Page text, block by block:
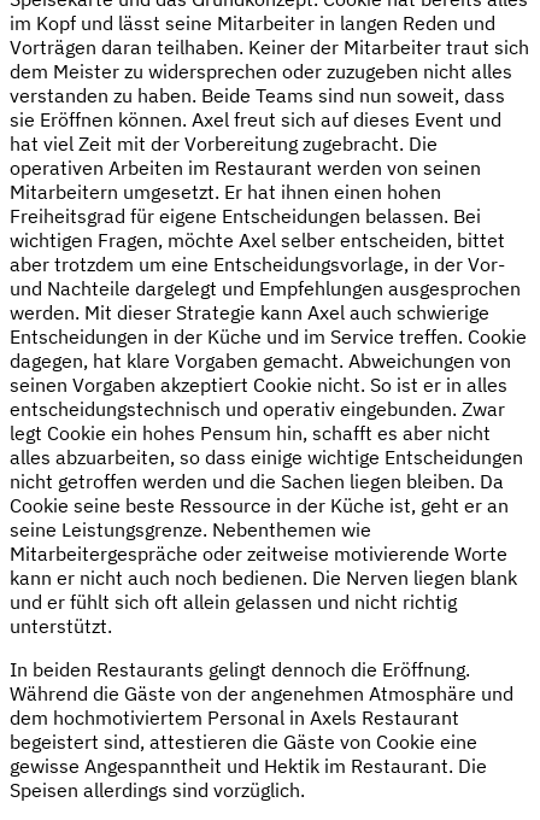
im Kopf und lässt seine Mitarbeiter in langen Reden und
Vorträgen daran teilhaben. Keiner der Mitarbeiter traut sich
dem Meister zu widersprechen oder zuzugeben nicht alles
verstanden zu haben. Beide Teams sind nun soweit, dass
sie Eröffnen können. Axel freut sich auf dieses Event und
hat viel Zeit mit der Vorbereitung zugebracht. Die
operativen Arbeiten im Restaurant werden von seinen
Mitarbeitern umgesetzt. Er hat ihnen einen hohen
Freiheitsgrad für eigene Entscheidungen belassen. Bei
wichtigen Fragen, möchte Axel selber entscheiden, bittet
aber trotzdem um eine Entscheidungsvorlage, in der Vor-
und Nachteile dargelegt und Empfehlungen ausgesprochen
werden. Mit dieser Strategie kann Axel auch schwierige
Entscheidungen in der Küche und im Service treffen. Cookie
dagegen, hat klare Vorgaben gemacht. Abweichungen von
seinen Vorgaben akzeptiert Cookie nicht. So ist er in alles
entscheidungstechnisch und operativ eingebunden. Zwar
legt Cookie ein hohes Pensum hin, schafft es aber nicht
alles abzuarbeiten, so dass einige wichtige Entscheidungen
nicht getroffen werden und die Sachen liegen bleiben. Da
Cookie seine beste Ressource in der Küche ist, geht er an
seine Leistungsgrenze. Nebenthemen wie
Mitarbeitergespräche oder zeitweise motivierende Worte
kann er nicht auch noch bedienen. Die Nerven liegen blank
und er fühlt sich oft allein gelassen und nicht richtig
unterstützt.
In beiden Restaurants gelingt dennoch die Eröffnung.
Während die Gäste von der angenehmen Atmosphäre und
dem hochmotiviertem Personal in Axels Restaurant
begeistert sind, attestieren die Gäste von Cookie eine
gewisse Angespanntheit und Hektik im Restaurant. Die
Speisen allerdings sind vorzüglich.